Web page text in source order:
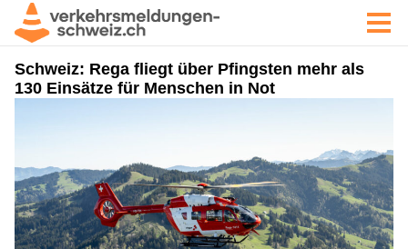
Schweiz: Rega fliegt über Pfingsten mehr als
130 Einsätze für Menschen in Not